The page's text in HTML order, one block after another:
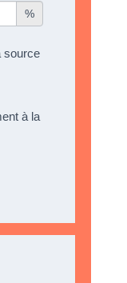
%
source
à la